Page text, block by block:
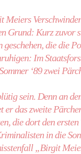
Grund: Kurz zuvor
die die
Im
‘89 zwei
sein. Denn an
er das zweite
die dort den
in die
„Birgit